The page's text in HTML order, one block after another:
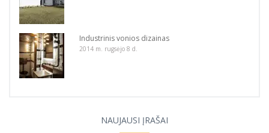
NAUJAUSI ĮRAŠAI
Industrinis vonios dizainas
2014 m. rugsėjo 8 d.